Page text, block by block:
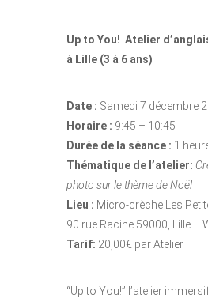
Up to You! Atelier
à Lille (3 à 6 ans)
Date : Samedi 7 décembre
Horaire : 9:45 – 10:45
Durée de la séance : 1
Thématique de l’atelier:
photo sur le thème de Noël
Lieu : Micro-crèche Les
90 rue Racine 59000, Lille –
Tarif: 20,00€ par Atelier
“Up to You!” l’atelier